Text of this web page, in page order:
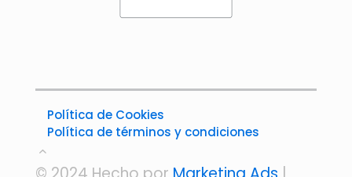
Política de Cookies
Política de términos y condiciones